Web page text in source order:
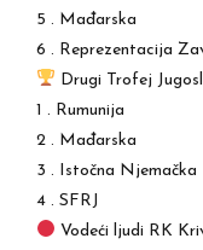
5 . Mađarska
6 . Reprezentacija
Drugi Trofej
1 . Rumunija
2 . Mađarska
3 . Istočna Njemačka
4 . SFRJ
Vodeći ljudi RK